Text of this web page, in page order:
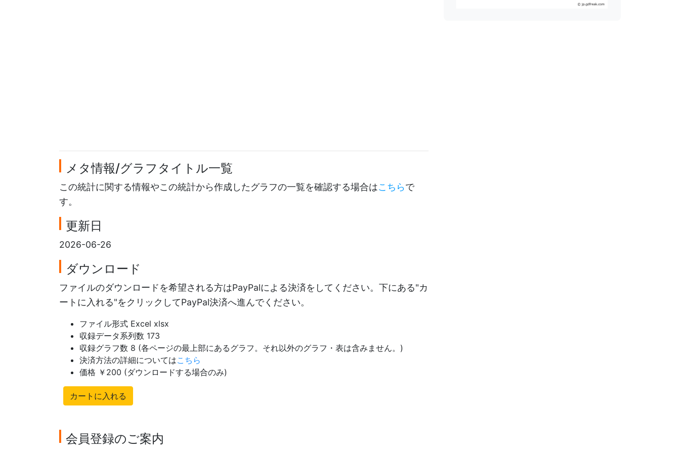
メタ情報/グラフタイトル一覧
この統計に関する情報やこの統計から作成したグラフの一覧を確認する場合はこちらで
す。
更新日
2026-06-26
ダウンロード
ファイルのダウンロードを希望される方はPayPalによる決済をしてください。下にある"カ
ートに入れる"をクリックしてPayPal決済へ進んでください。
ファイル形式 Excel xlsx
収録データ系列数 173
収録グラフ数 8 (各ページの最上部にあるグラフ。それ以外のグラフ・表は含みません。)
決済方法の詳細についてはこちら
価格 ￥200 (ダウンロードする場合のみ)
カートに入れる
会員登録のご案内